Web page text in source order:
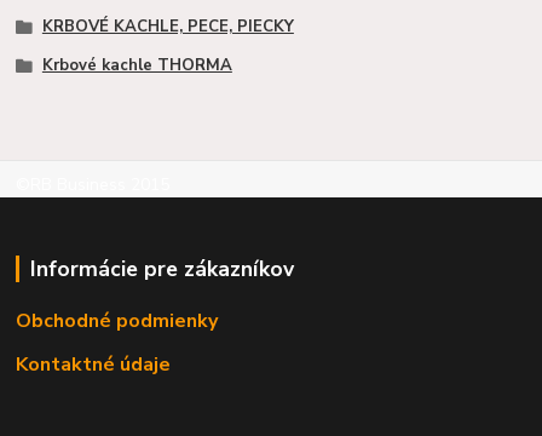
KRBOVÉ KACHLE, PECE, PIECKY
Krbové kachle THORMA
Informácie pre zákazníkov
Obchodné podmienky
Kontaktné údaje